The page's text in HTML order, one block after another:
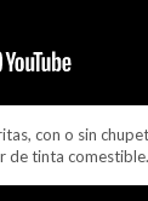
con o sin
de tinta comestible.